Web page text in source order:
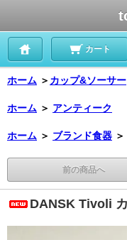
カート
ホーム ＞ カップ&ソーサー
ホーム ＞ アンティーク
ホーム ＞ ブランド食器 ＞
前の商品へ
DANSK Tivoli